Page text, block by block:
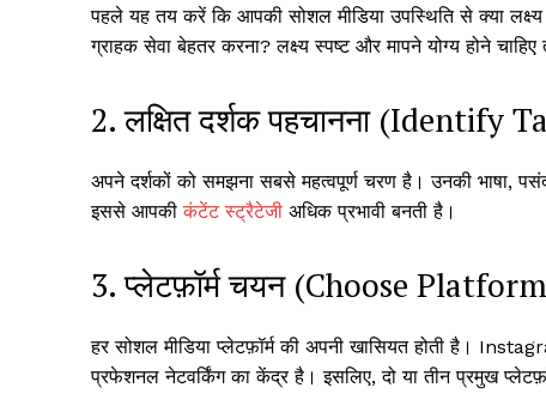
पहले यह तय करें कि आपकी सोशल मीडिया उपस्थिति से क्या
ग्राहक सेवा बेहतर करना? लक्ष्य स्पष्ट और मापने योग्य होने चाहिए
2. लक्षित दर्शक पहचानना (Identify
अपने दर्शकों को समझना सबसे महत्वपूर्ण चरण है। उनकी भाषा,
इससे आपकीकंटेंट स्ट्रैटेजी अधिक प्रभावी बनती है।
3. प्लेटफ़ॉर्म चयन (Choose
हर सोशल मीडिया प्लेटफ़ॉर्म की अपनी खासियत होती है।
प्रफेशनल नेटवर्किंग का केंद्र है। इसलिए, दो या तीन प्रमुख